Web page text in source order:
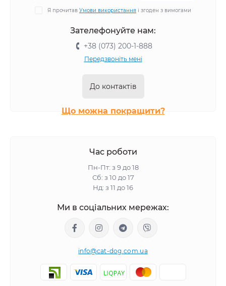
Я прочитав Умови використання і згоден з вимогами
Зателефонуйте нам:
+38 (073) 200-1-888
Передзвоніть мені
До контактів
Що можна покращити?
Час роботи
Пн-Пт: з 9 до 18
Сб: з 10 до 17
Нд: з 11 до 16
Ми в соціальних мережах:
info@cat-dog.com.ua